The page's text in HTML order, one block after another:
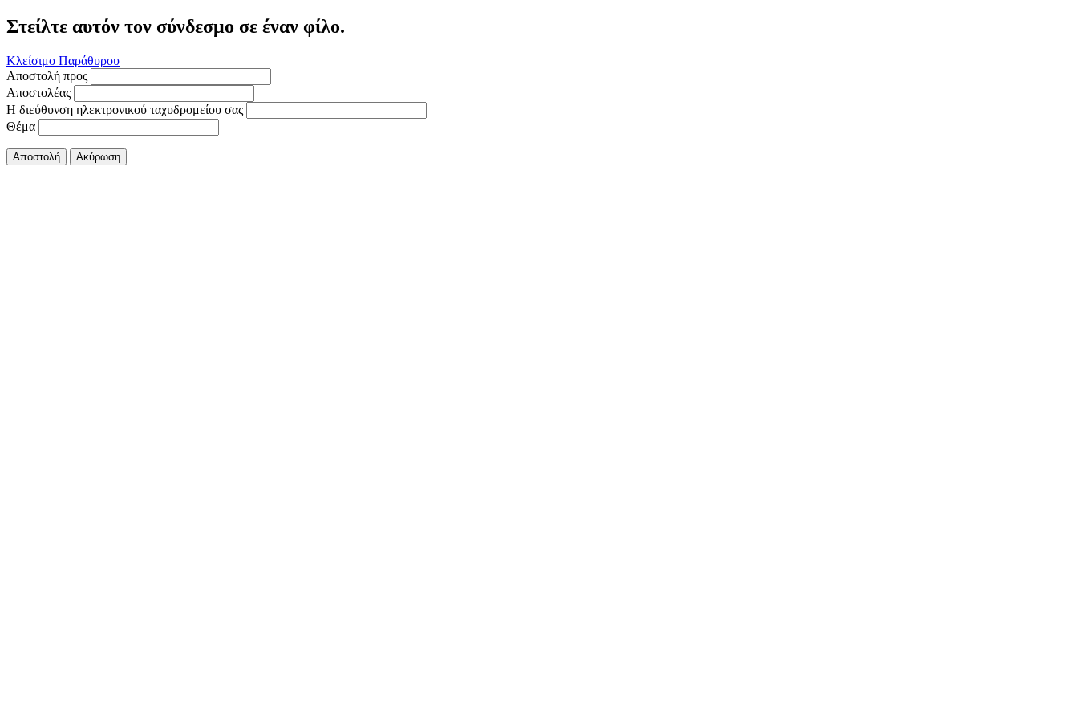
Στείλτε αυτόν τον σύνδεσμο σε έναν φίλο.
Κλείσιμο Παράθυρου
Αποστολή προς
Αποστολέας
Η διεύθυνση ηλεκτρονικού ταχυδρομείου σας
Θέμα
Αποστολή Ακύρωση